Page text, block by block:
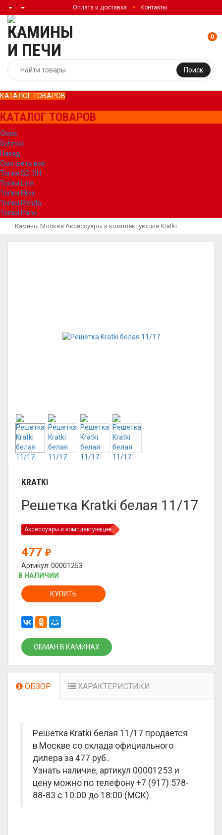
Оплата и доставка Контакты
Поиск
0
КАТАЛОГ ТОВАРОВ
КАТАЛОГ ТОВАРОВ
Close
Schmid
Назад
Смотреть все
Топки SD, SH
Топки Lina
Топки Ekko
Топки Ronda
Топки Pano
Камины Москва Аксессуары и комплектующие Kratki
KRATKI
Решетка Kratki белая 11/17
Аксессуары и комплектующие
477 ₽
Артикул: 00001253
В НАЛИЧИИ
КУПИТЬ
ОБМАН В КАМИНАХ
ОБЗОР ХАРАКТЕРИСТИКИ
Решетка Kratki белая 11/17 продается
в Москве со склада официального
дилера за 477 руб..
Узнать наличие, артикул 00001253 и
цену можно по телефону +7 (917) 578-
88-83 с 10:00 до 18:00 (МСК).